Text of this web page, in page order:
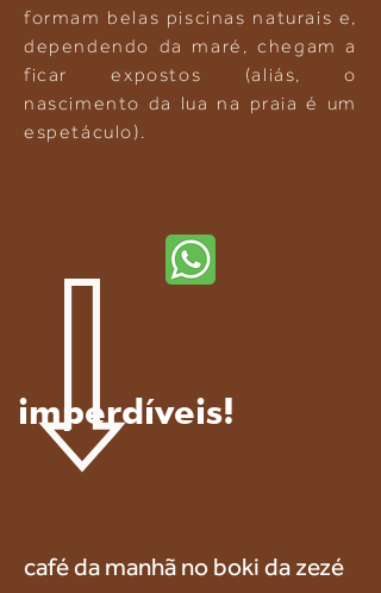
formam belas piscinas naturais e,
dependendo da maré, chegam a
ficar expostos (aliás, o
nascimento da lua na praia é um
espetáculo).
imperdíveis!
café da manhã no boki da zezé